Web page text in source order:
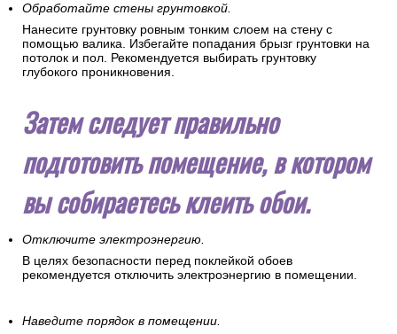
Обработайте стены грунтовкой.
Нанесите грунтовку ровным тонким слоем на стену с
помощью валика. Избегайте попадания брызг грунтовки на
потолок и пол. Рекомендуется выбирать грунтовку
глубокого проникновения.
Затем следует правильно
подготовить помещение, в котором
вы собираетесь клеить обои.
Отключите электроэнергию.
В целях безопасности перед поклейкой обоев
рекомендуется отключить электроэнергию в помещении.
Наведите порядок в помещении.